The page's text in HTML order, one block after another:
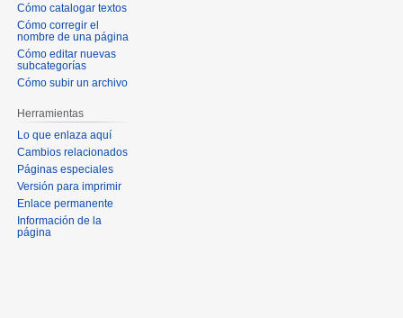
Cómo catalogar textos
Cómo corregir el
nombre de una página
Cómo editar nuevas
subcategorías
Cómo subir un archivo
Herramientas
Lo que enlaza aquí
Cambios relacionados
Páginas especiales
Versión para imprimir
Enlace permanente
Información de la
página